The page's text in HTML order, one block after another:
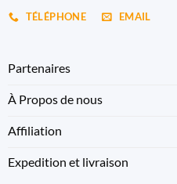
TÉLÉPHONE EMAIL
Partenaires
À Propos de nous
Affiliation
Expedition et livraison